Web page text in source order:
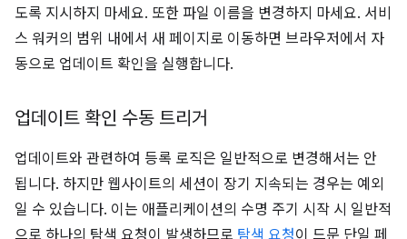
도록 지시하지 마세요. 또한 파일 이름을 변경하지 마세요. 서비
스 워커의 범위 내에서 새 페이지로 이동하면 브라우저에서 자
동으로 업데이트 확인을 실행합니다.
업데이트 확인 수동 트리거
업데이트와 관련하여 등록 로직은 일반적으로 변경해서는 안
됩니다. 하지만 웹사이트의 세션이 장기 지속되는 경우는 예외
일 수 있습니다. 이는 애플리케이션의 수명 주기 시작 시 일반적
으로 하나의 탐색 요청이 발생하므로 탐색 요청이 드문 단일 페